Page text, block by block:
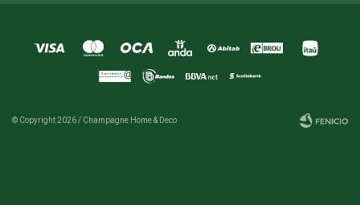
© Copyright 2026 / Champagne Home & Deco